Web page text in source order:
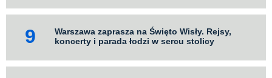
Warszawa zaprasza na Święto Wisły. Rejsy,
koncerty i parada łodzi w sercu stolicy